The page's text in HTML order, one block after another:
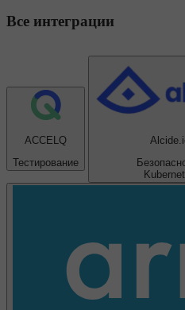
Все интеграции
ACCELQ
Тестирование